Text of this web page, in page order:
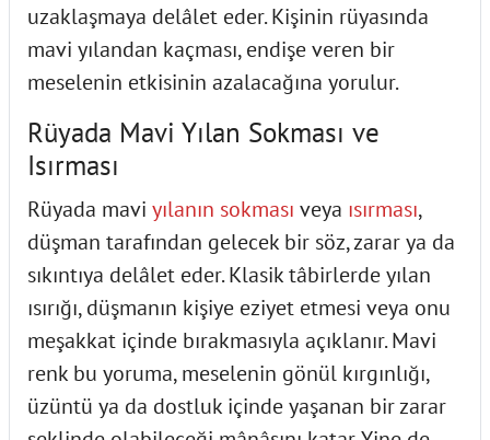
uzaklaşmaya delâlet eder. Kişinin rüyasında
mavi yılandan kaçması, endişe veren bir
meselenin etkisinin azalacağına yorulur.
Rüyada Mavi Yılan Sokması ve
Isırması
Rüyada mavi yılanın sokması veya ısırması,
düşman tarafından gelecek bir söz, zarar ya da
sıkıntıya delâlet eder. Klasik tâbirlerde yılan
ısırığı, düşmanın kişiye eziyet etmesi veya onu
meşakkat içinde bırakmasıyla açıklanır. Mavi
renk bu yoruma, meselenin gönül kırgınlığı,
üzüntü ya da dostluk içinde yaşanan bir zarar